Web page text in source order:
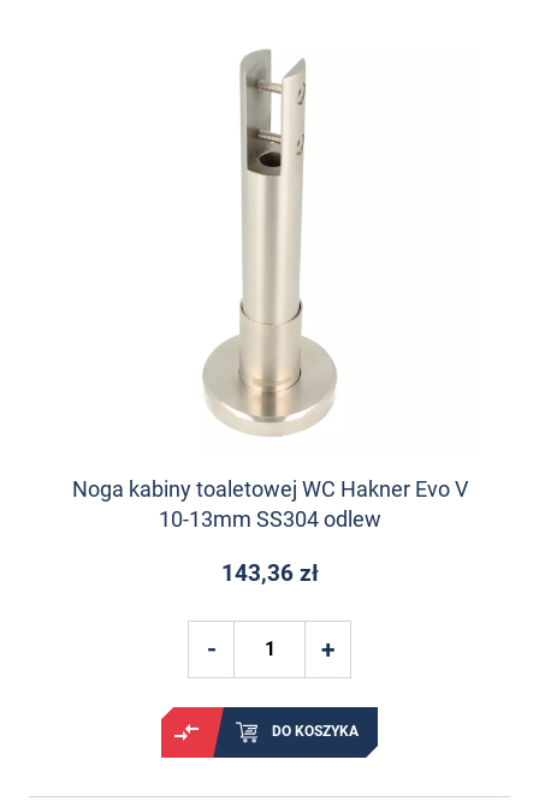
Noga kabiny toaletowej WC Hakner Evo V
10-13mm SS304 odlew
143,36 zł
DO KOSZYKA